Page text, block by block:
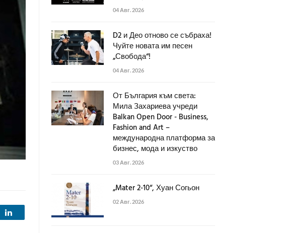
LinkedIn
04 Авг. 2026
D2 и Део отново се събраха!
Чуйте новата им песен
„Свобода“!
04 Авг. 2026
От България към света:
Мила Захариева учреди
Balkan Open Door - Business,
Fashion and Art –
международна платформа за
бизнес, мода и изкуство
03 Авг. 2026
„Mater 2-10“, Хуан Согьон
02 Авг. 2026